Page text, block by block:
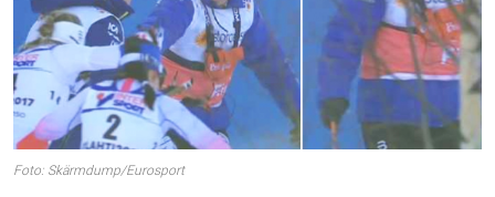
Foto: Skärmdump/Eurosport